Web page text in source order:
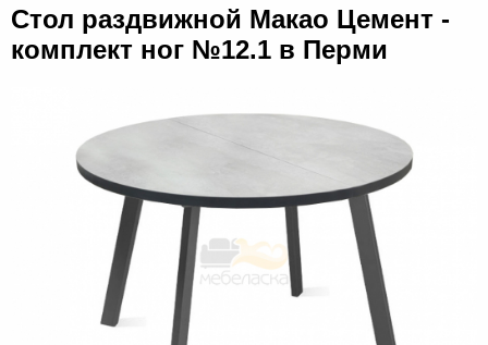
спальни
Шкафы
Диваны
Стол раздвижной Макао Цемент -
комплект ног №12.1 в Перми